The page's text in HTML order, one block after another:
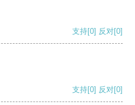
支持[0] 反对[0]
支持[0] 反对[0]